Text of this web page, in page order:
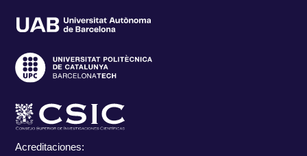
Acreditaciones: